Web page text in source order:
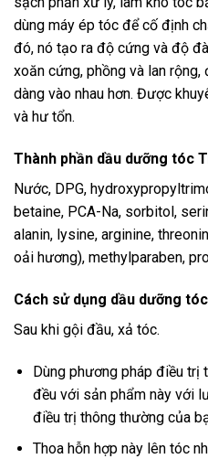
dùng máy ép tóc để cố định
đó, nó tạo ra độ cứng và độ
xoăn cứng, phồng và lan
dàng vào nhau hơn. Được
và hư tổn.
Thành phần dầu dưỡng tóc
Nước, DPG,
betaine, PCA-Na, sorbitol,
alanin, lysine, arginine,
oải hương), methylparaben,
Cách sử dụng dầu dưỡng
Sau khi gội đầu, xả tóc.
Dùng phương pháp điều trị
đều với sản phẩm này với
điều trị thông thường của
Thoa hỗn hợp này lên tóc